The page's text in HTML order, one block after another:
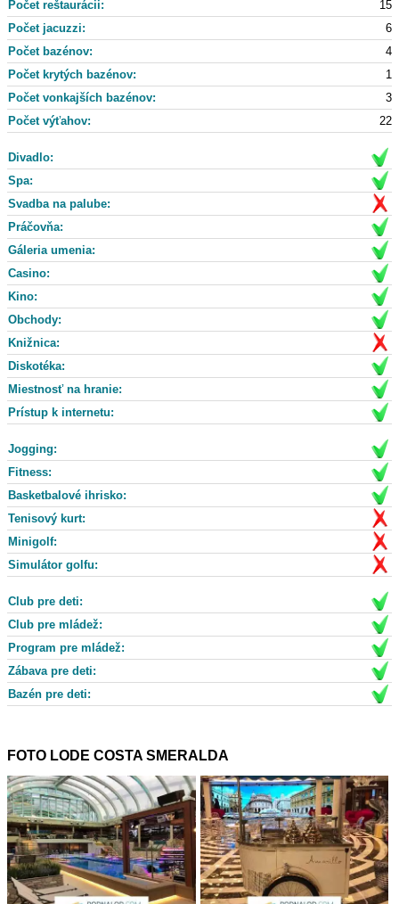
Počet reštaurácii:
15
Počet jacuzzi:
6
Počet bazénov:
4
Počet krytých bazénov:
1
Počet vonkajších bazénov:
3
Počet výťahov:
22
Divadlo:
Spa:
Svadba na palube:
Práčovňa:
Gáleria umenia:
Casino:
Kino:
Obchody:
Knižnica:
Diskotéka:
Miestnosť na hranie:
Prístup k internetu:
Jogging:
Fitness:
Basketbalové ihrisko:
Tenisový kurt:
Minigolf:
Simulátor golfu:
Club pre deti:
Club pre mládež:
Program pre mládež:
Zábava pre deti:
Bazén pre deti:
FOTO LODE COSTA SMERALDA